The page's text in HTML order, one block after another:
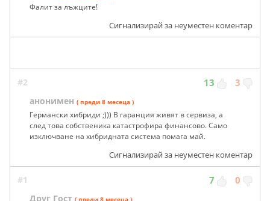
Фалит за лъжците!
Сигнализирай за неуместен коментар
#2 13 3
анонимен ( преди 8 месеца )
Германски хибриди ;))) В гаранция живят в сервиза, а
след това собственика катастрофира финансово. Само
изключване на хибридната система помага май.
Сигнализирай за неуместен коментар
#1 7 0
Друг Гост